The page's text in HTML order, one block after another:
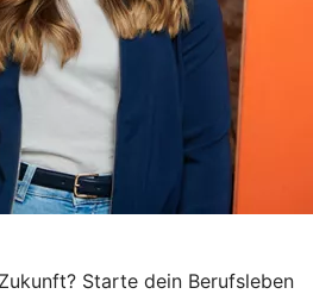
Starte dein Berufsleben